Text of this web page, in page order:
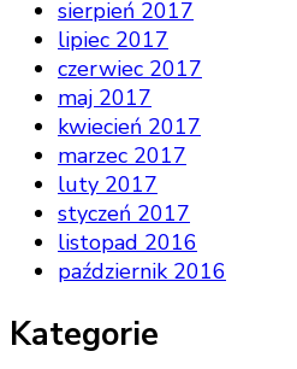
sierpień 2017
lipiec 2017
czerwiec 2017
maj 2017
kwiecień 2017
marzec 2017
luty 2017
styczeń 2017
listopad 2016
październik 2016
Kategorie